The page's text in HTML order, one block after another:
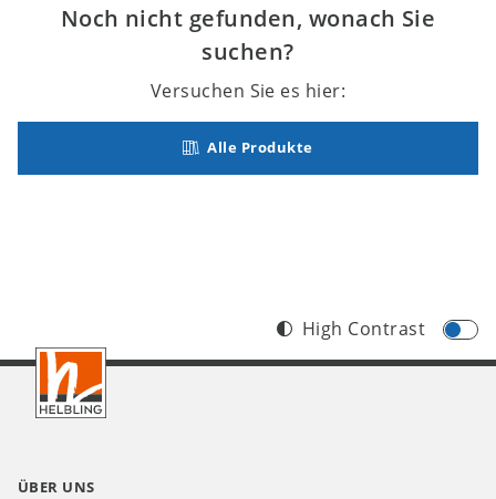
Noch nicht gefunden, wonach Sie
suchen?
Versuchen Sie es hier:
Alle Produkte
Footer
AT
High Contrast
ÜBER UNS